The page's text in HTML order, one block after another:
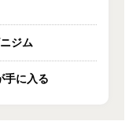
ジム
手に入る